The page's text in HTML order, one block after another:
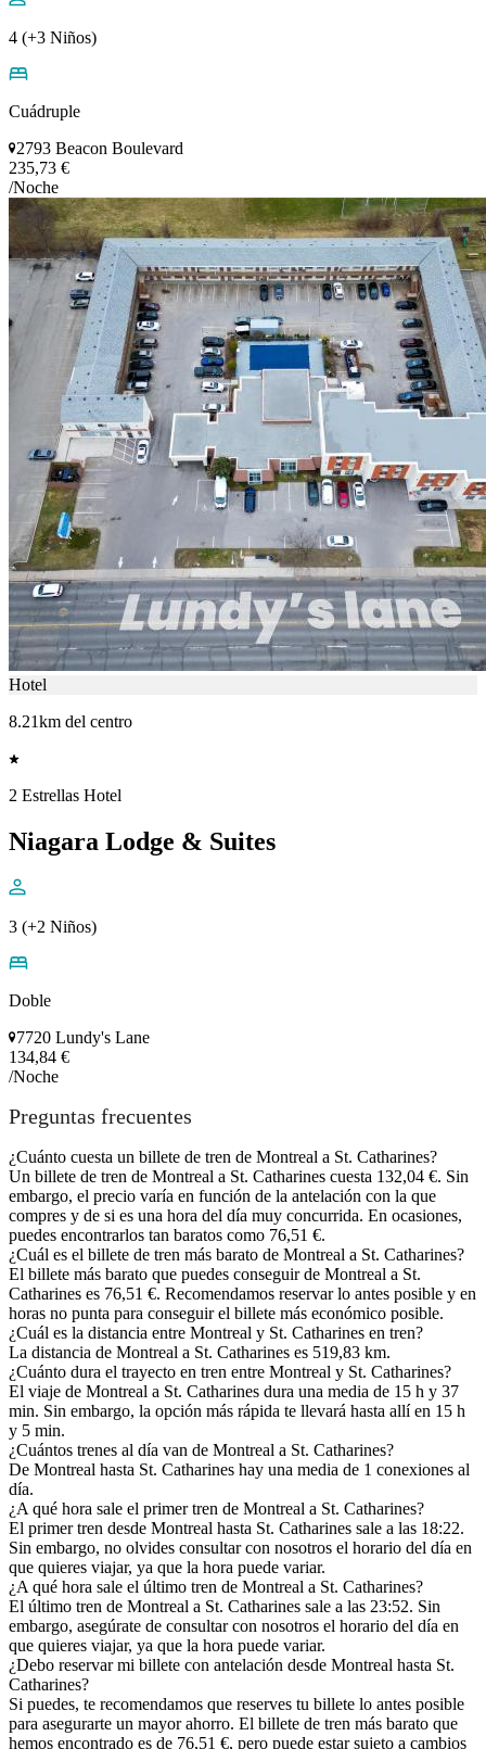
4 (+3 Niños)
Cuádruple
2793 Beacon Boulevard
235,73 €
/Noche
Hotel
8.21km del centro
2 Estrellas Hotel
Niagara Lodge & Suites
3 (+2 Niños)
Doble
7720 Lundy's Lane
134,84 €
/Noche
Preguntas frecuentes
¿Cuánto cuesta un billete de tren de Montreal a St. Catharines?
Un billete de tren de Montreal a St. Catharines cuesta 132,04 €. Sin
embargo, el precio varía en función de la antelación con la que
compres y de si es una hora del día muy concurrida. En ocasiones,
puedes encontrarlos tan baratos como 76,51 €.
¿Cuál es el billete de tren más barato de Montreal a St. Catharines?
El billete más barato que puedes conseguir de Montreal a St.
Catharines es 76,51 €. Recomendamos reservar lo antes posible y en
horas no punta para conseguir el billete más económico posible.
¿Cuál es la distancia entre Montreal y St. Catharines en tren?
La distancia de Montreal a St. Catharines es 519,83 km.
¿Cuánto dura el trayecto en tren entre Montreal y St. Catharines?
El viaje de Montreal a St. Catharines dura una media de 15 h y 37
min. Sin embargo, la opción más rápida te llevará hasta allí en 15 h
y 5 min.
¿Cuántos trenes al día van de Montreal a St. Catharines?
De Montreal hasta St. Catharines hay una media de 1 conexiones al
día.
¿A qué hora sale el primer tren de Montreal a St. Catharines?
El primer tren desde Montreal hasta St. Catharines sale a las 18:22.
Sin embargo, no olvides consultar con nosotros el horario del día en
que quieres viajar, ya que la hora puede variar.
¿A qué hora sale el último tren de Montreal a St. Catharines?
El último tren de Montreal a St. Catharines sale a las 23:52. Sin
embargo, asegúrate de consultar con nosotros el horario del día en
que quieres viajar, ya que la hora puede variar.
¿Debo reservar mi billete con antelación desde Montreal hasta St.
Catharines?
Si puedes, te recomendamos que reserves tu billete lo antes posible
para asegurarte un mayor ahorro. El billete de tren más barato que
hemos encontrado es de 76,51 €, pero puede estar sujeto a cambios